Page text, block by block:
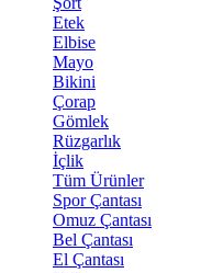
Etek
Elbise
Mayo
Bikini
Çorap
Gömlek
Rüzgarlık
İçlik
Tüm Ürünler
Spor Çantası
Omuz Çantası
Bel Çantası
El Çantası